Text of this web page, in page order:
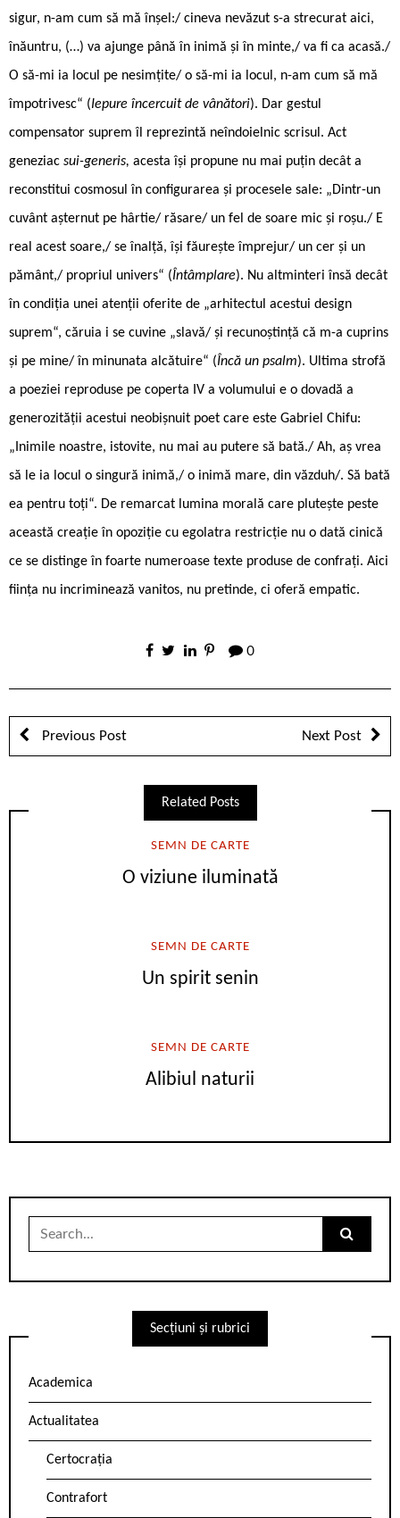
sigur, n-am cum să mă înșel:/ cineva nevăzut s-a strecurat aici,
înăuntru, (…) va ajunge până în inimă și în minte,/ va fi ca acasă./
O să-mi ia locul pe nesimțite/ o să-mi ia locul, n-am cum să mă
împotrivesc“ (Iepure încercuit de vânători). Dar gestul
compensator suprem îl reprezintă neîndoielnic scrisul. Act
geneziac sui-generis, acesta își propune nu mai puțin decât a
reconstitui cosmosul în configurarea și procesele sale: „Dintr-un
cuvânt așternut pe hârtie/ răsare/ un fel de soare mic și roșu./ E
real acest soare,/ se înalță, își făurește împrejur/ un cer și un
pământ,/ propriul univers“ (Întâmplare). Nu altminteri însă decât
în condiția unei atenții oferite de „arhitectul acestui design
suprem“, căruia i se cuvine „slavă/ și recunoștință că m-a cuprins
și pe mine/ în minunata alcătuire“ (Încă un psalm). Ultima strofă
a poeziei reproduse pe coperta IV a volumului e o dovadă a
generozității acestui neobișnuit poet care este Gabriel Chifu:
„Inimile noastre, istovite, nu mai au putere să bată./ Ah, aș vrea
să le ia locul o singură inimă,/ o inimă mare, din văzduh/. Să bată
ea pentru toți“. De remarcat lumina morală care plutește peste
această creație în opoziție cu egolatra restricție nu o dată cinică
ce se distinge în foarte numeroase texte produse de confrați. Aici
ființa nu incriminează vanitos, nu pretinde, ci oferă empatic.
0
Previous Post Next Post
Related Posts
SEMN DE CARTE
O viziune iluminată
SEMN DE CARTE
Un spirit senin
SEMN DE CARTE
Alibiul naturii
Search
Secțiuni și rubrici
Academica
Actualitatea
Certocrația
Contrafort